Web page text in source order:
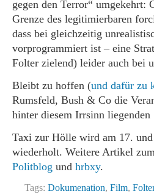
gegen den Terror“ umgekehrt:
Grenze des legitimierbaren
dass bei gleichzeitig
vorprogrammiert ist – eine
Folter zielend) leider auch bei
Bleibt zu hoffen (und dafür zu
Rumsfeld, Bush & Co die
hinter diesem Irrsinn
Taxi zur Hölle wird am 17.
wiederholt. Weitere Artikel
Politblog und hrbxy.
Tags: Dokumenation, Film, Folter